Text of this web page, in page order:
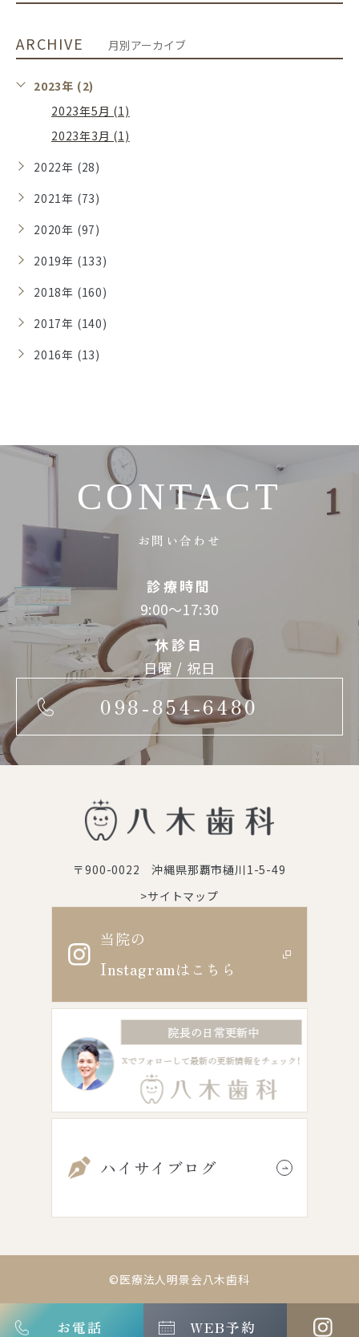
ARCHIVE 月別アーカイブ
2023年 (2)
2023年5月 (1)
2023年3月 (1)
2022年 (28)
2021年 (73)
2020年 (97)
2019年 (133)
2018年 (160)
2017年 (140)
2016年 (13)
CONTACT
お問い合わせ
診療時間
9:00～17:30
休診日
日曜 / 祝日
098-854-6480
お電話 WEB予約
〒900-0022 沖縄県那覇市樋川1-5-49
>サイトマップ
当院の
Instagramはこちら
ハイサイブログ
©医療法人明景会八木歯科